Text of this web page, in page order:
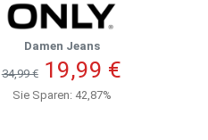
Damen Jeans
34,99 € 19,99 €
Sie Sparen: 42,87%